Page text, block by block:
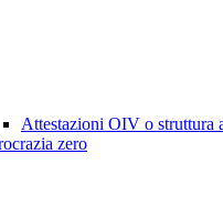
Attestazioni OIV o struttura
zero